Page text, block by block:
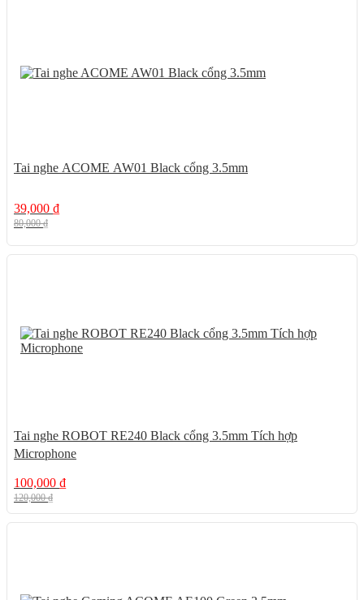
Tai nghe ACOME AW01 Black cổng 3.5mm
39,000 ₫
80,000₫
Tai nghe ROBOT RE240 Black cổng 3.5mm Tích hợp
Microphone
100,000 ₫
120,000₫